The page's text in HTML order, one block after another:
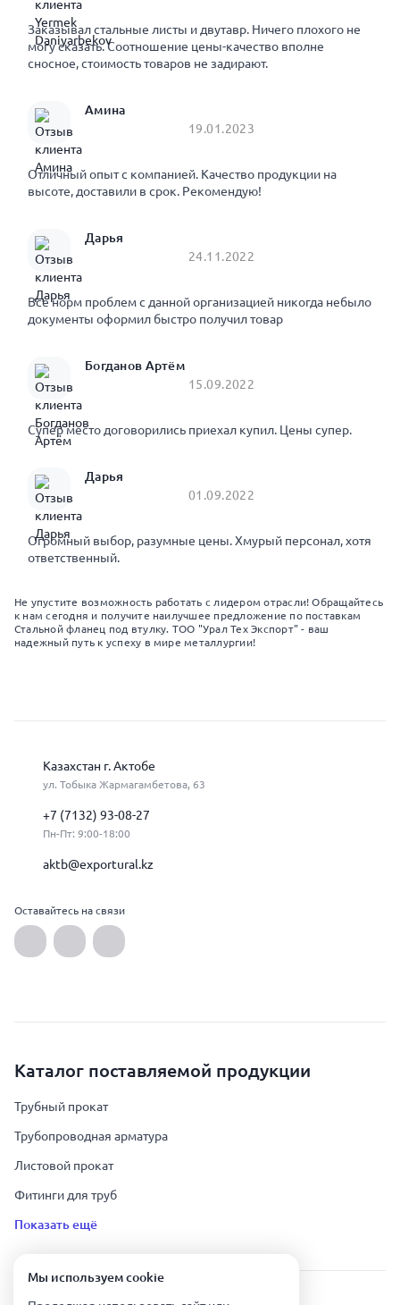
Заказывал стальные листы и двутавр. Ничего плохого не
могу сказать. Соотношение цены-качество вполне
сносное, стоимость товаров не задирают.
Амина
19.01.2023
Отличный опыт с компанией. Качество продукции на
высоте, доставили в срок. Рекомендую!
Дарья
24.11.2022
Все норм проблем с данной организацией никогда небыло
документы оформил быстро получил товар
Богданов Артём
15.09.2022
Супер место договорились приехал купил. Цены супер.
Дарья
01.09.2022
Огромный выбор, разумные цены. Хмурый персонал, хотя
ответственный.
Не упустите возможность работать с лидером отрасли! Обращайтесь
к нам сегодня и получите наилучшее предложение по поставкам
Стальной фланец под втулку. ТОО "Урал Тех Экспорт" - ваш
надежный путь к успеху в мире металлургии!
Казахстан г. Актобе
ул. Тобыка Жармагамбетова, 63
+7 (7132) 93-08-27
Пн-Пт: 9:00-18:00
aktb@exportural.kz
Оставайтесь на связи
Каталог поставляемой продукции
Трубный прокат
Трубопроводная арматура
Листовой прокат
Фитинги для труб
Показать ещё
Урал Тех Экспорт — Казахстан © 2019-
Мы используем сookie